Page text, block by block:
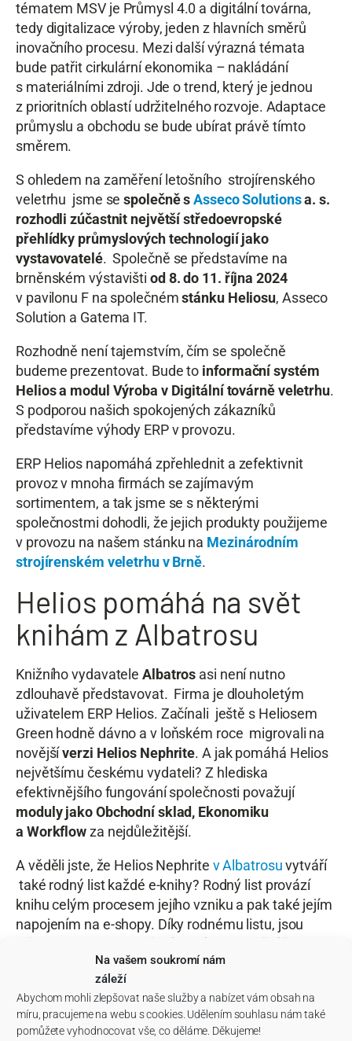
Na vašem soukromí nám
záleží
Abychom mohli zlepšovat naše služby a nabízet vám obsah na
míru, pracujeme na webu s cookies. Udělením souhlasu nám také
pomůžete vyhodnocovat vše, co děláme. Děkujeme!
tématem MSV je Průmysl 4.0 a digitální továrna,
tedy digitalizace výroby, jeden z hlavních směrů
inovačního procesu. Mezi další výrazná témata
bude patřit cirkulární ekonomika – nakládání
s materiálními zdroji. Jde o trend, který je jednou
z prioritních oblastí udržitelného rozvoje. Adaptace
průmyslu a obchodu se bude ubírat právě tímto
směrem.
S ohledem na zaměření letošního strojírenského
veletrhu jsme sespolečně sAsseco Solutionsa. s.
rozhodli zúčastnit největší středoevropské
přehlídky průmyslových technologií jako
vystavovatelé. Společně se představíme na
brněnském výstavišti od 8. do 11. října 2024
v pavilonu F na společnémstánku Heliosu, Asseco
Solution a Gatema IT.
Rozhodně není tajemstvím, čím se společně
budeme prezentovat. Bude to informační systém
Helios a modul Výroba v Digitální továrně veletrhu.
S podporou našich spokojených zákazníků
představíme výhody ERP v provozu.
ERP Helios napomáhá zpřehlednit a zefektivnit
provoz v mnoha firmách se zajímavým
sortimentem, a tak jsme se s některými
společnostmi dohodli, že jejich produkty použijeme
v provozu na našem stánku na Mezinárodním
strojírenském veletrhu v Brně.
Helios pomáhá na svět
knihám z Albatrosu
Knižního vydavatele Albatros asi není nutno
zdlouhavě představovat. Firma je dlouholetým
uživatelem ERP Helios. Začínali ještě s Heliosem
Green hodně dávno a v loňském roce migrovali na
novějšíverzi Helios Nephrite. A jak pomáhá Helios
největšímu českému vydateli? Z hlediska
efektivnějšího fungování společnosti považují
moduly jako Obchodní sklad, Ekonomiku
a Workflowza nejdůležitější.
A věděli jste, že Helios Nephrite v Albatrosuvytváří
také rodný list každé e-knihy? Rodný list provází
knihu celým procesem jejího vzniku a pak také jejím
napojením na e-shopy. Díky rodnému listu, jsou
zautomatizovány tak, že odběratelé ví přesně, kdy
kniha bude v jejich knihkupectví.
Posaďte se na stánku na